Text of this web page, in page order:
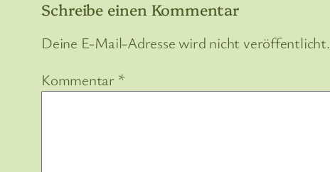
Schreibe einen Kommentar
Deine E-Mail-Adresse wird nicht veröffentlicht.
Kommentar *